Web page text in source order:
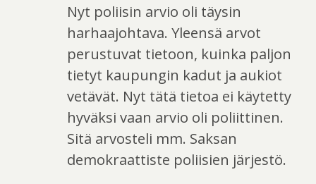
Nyt poliisin arvio oli täysin
harhaajohtava. Yleensä arvot
perustuvat tietoon, kuinka paljon
tietyt kaupungin kadut ja aukiot
vetävät. Nyt tätä tietoa ei käytetty
hyväksi vaan arvio oli poliittinen.
Sitä arvosteli mm. Saksan
demokraattiste poliisien järjestö.